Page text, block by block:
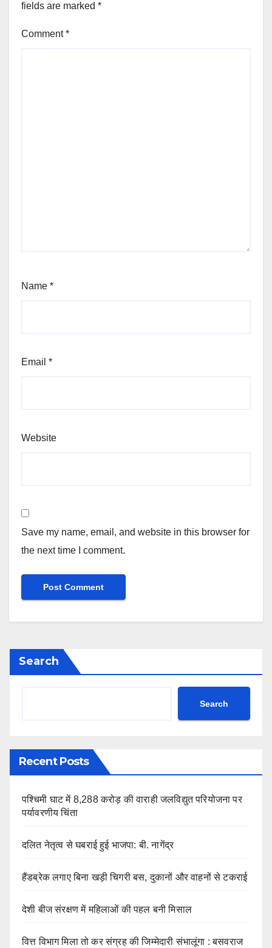
fields are marked *
Comment*
Name *
Email *
Website
Save my name, email, and website in this browser for
the next time I comment.
Search
Search
Recent Posts
पश्चिमी घाट में 8,288 करोड़ की वाराही जलविद्युत परियोजना पर
पर्यावरणीय चिंता
दलित नेतृत्व से घबराई हुई भाजपा: बी. नागेंद्र
हैंडब्रेक लगाए बिना खड़ी चिगरी बस, दुकानों और वाहनों से टकराई
देशी बीज संरक्षण में महिलाओं की पहल बनी मिसाल
वित्त विभाग मिला तो कर संग्रह की जिम्मेदारी संभालूंगा : बसवराज